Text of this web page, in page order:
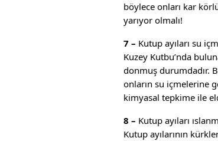
böylece onları kar
yarıyor olmalı!
7 – Kutup ayıları su
Kuzey Kutbu’nda
donmuş durumdadır.
onların su içmelerine
kimyasal tepkime ile
8 – Kutup ayıları
Kutup ayılarının